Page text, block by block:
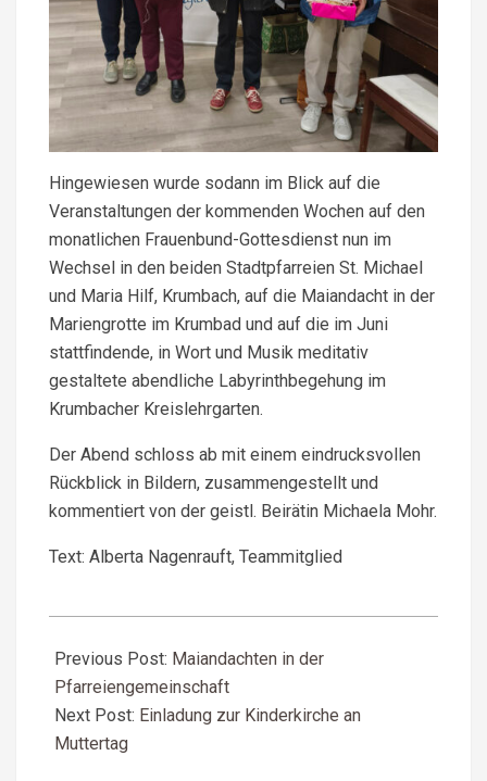
Hingewiesen wurde sodann im Blick auf die
Veranstaltungen der kommenden Wochen auf den
monatlichen Frauenbund-Gottesdienst nun im
Wechsel in den beiden Stadtpfarreien St. Michael
und Maria Hilf, Krumbach, auf die Maiandacht in der
Mariengrotte im Krumbad und auf die im Juni
stattfindende, in Wort und Musik meditativ
gestaltete abendliche Labyrinthbegehung im
Krumbacher Kreislehrgarten.
Der Abend schloss ab mit einem eindrucksvollen
Rückblick in Bildern, zusammengestellt und
kommentiert von der geistl. Beirätin Michaela Mohr.
Text: Alberta Nagenrauft, Teammitglied
04-
24
Previous Post: Maiandachten in der
Pfarreiengemeinschaft
Next Post: Einladung zur Kinderkirche an
Muttertag